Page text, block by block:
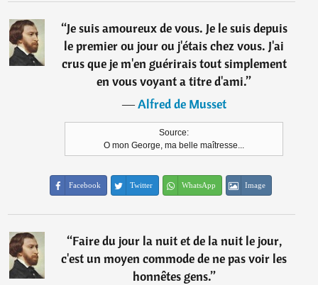
“Je suis amoureux de vous. Je le suis depuis
le premier ou jour ou j'étais chez vous. J'ai
crus que je m'en guérirais tout simplement
en vous voyant a titre d'ami.”
―Alfred de Musset
Source:
O mon George, ma belle maîtresse...
Facebook Twitter WhatsApp Image
“Faire du jour la nuit et de la nuit le jour,
c'est un moyen commode de ne pas voir les
honnêtes gens.”